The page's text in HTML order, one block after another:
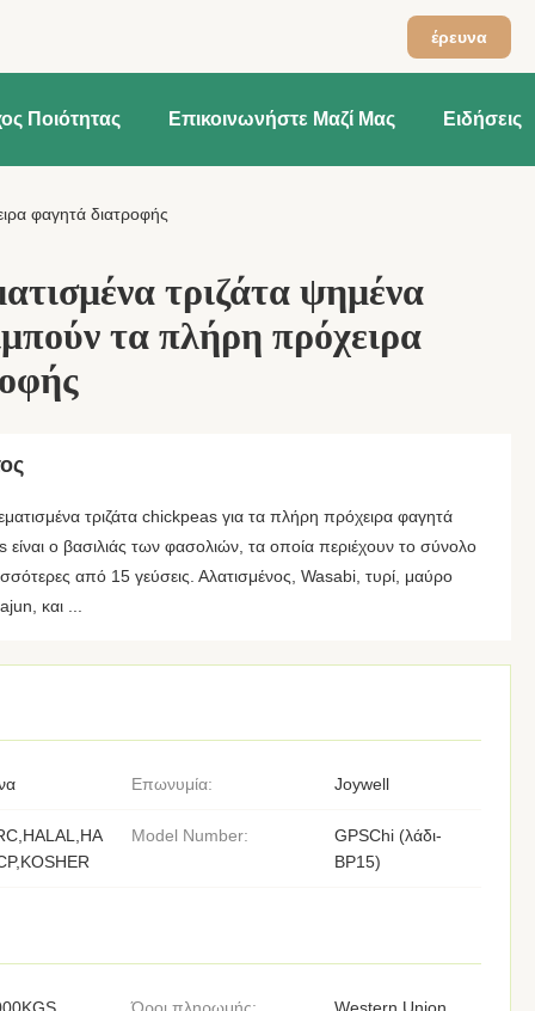
έρευνα
Ποιότητας Επικοινωνήστε Μαζί Μας Ειδήσεις
φαγητά διατροφής
τριζάτα ψημένα
τα πλήρη πρόχειρα
τριζάτα chickpeas για τα πλήρη πρόχειρα φαγητά
ο βασιλιάς των φασολιών, τα οποία περιέχουν το σύνολο
από 15 γεύσεις. Αλατισμένος, Wasabi, τυρί, μαύρο
και ...
Επωνυμία: Joywell
Model Number:
GPSChi (λάδι-
BP15)